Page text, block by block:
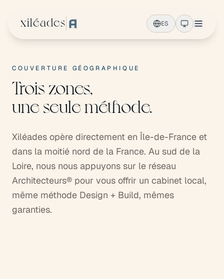
xiléades
ES
COUVERTURE GÉOGRAPHIQUE
Trois zones,
une seule méthode.
Xiléades opère directement en Île-de-France et
dans la moitié nord de la France. Au sud de la
Loire, nous nous appuyons sur le réseau
Architecteurs® pour vous offrir un cabinet local,
même méthode Design + Build, mêmes
garanties.